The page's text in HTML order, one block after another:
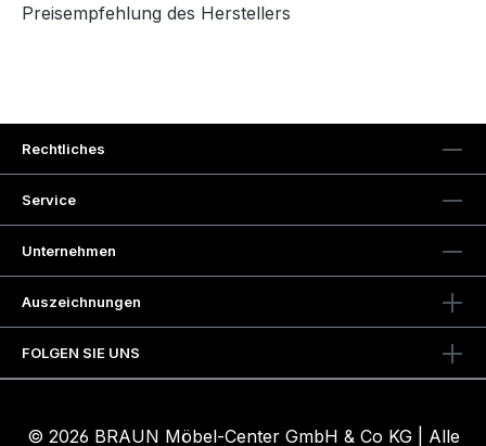
Preisempfehlung des Herstellers
Rechtliches
Service
Unternehmen
Auszeichnungen
FOLGEN SIE UNS
© 2026 BRAUN Möbel-Center GmbH & Co KG | Alle